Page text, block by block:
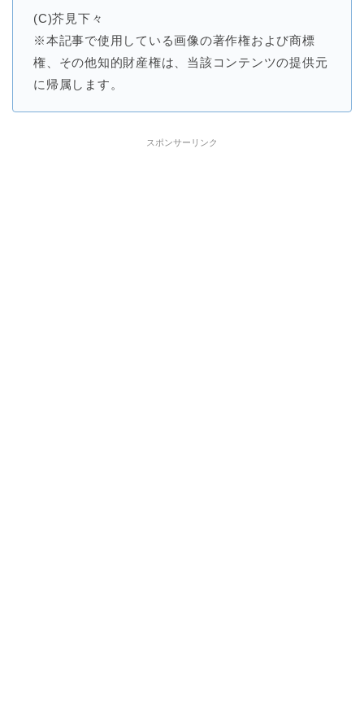
(C)芥見下々
※本記事で使用している画像の著作権および商標
権、その他知的財産権は、当該コンテンツの提供元
に帰属します。
スポンサーリンク